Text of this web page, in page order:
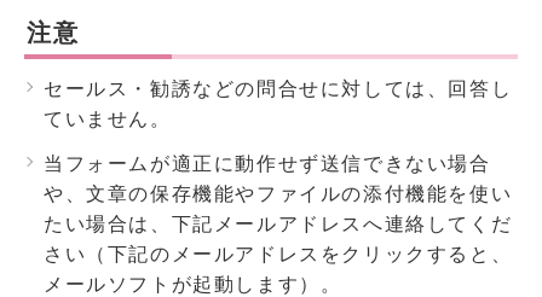
注意
セールス・勧誘などの問合せに対しては、回答し
ていません。
当フォームが適正に動作せず送信できない場合
や、文章の保存機能やファイルの添付機能を使い
たい場合は、下記メールアドレスへ連絡してくだ
さい（下記のメールアドレスをクリックすると、
メールソフトが起動します）。